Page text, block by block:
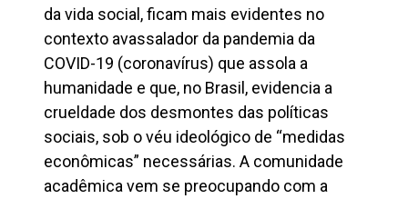
da vida social, ficam mais evidentes no
contexto avassalador da pandemia da
COVID-19 (coronavírus) que assola a
humanidade e que, no Brasil, evidencia a
crueldade dos desmontes das políticas
sociais, sob o véu ideológico de “medidas
econômicas” necessárias. A comunidade
acadêmica vem se preocupando com a